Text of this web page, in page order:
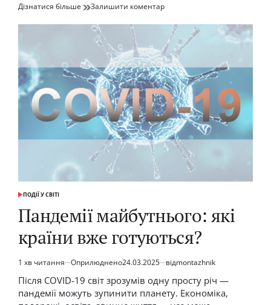
Дізнатися більше Залишити коментардо
після
нового
регулювання:
що
змінилося?
ОПУБЛІКУВАТИ
ПОДІЇ У СВІТІ
Пандемії майбутнього: які
країни вже готуються?
Орієнтовний
час
1 хв читання Оприлюднено24.03.2025 відmontazhnik
Після COVID-19 світ зрозумів одну просту річ —
пандемії можуть зупинити планету. Економіка,